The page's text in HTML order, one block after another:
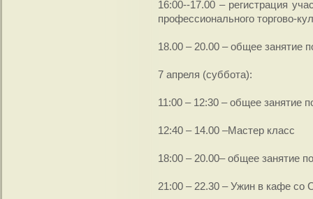
16:00--17.00 – регистрация
профессионального торгово-
18.00 – 20.00 – общее занятие
7 апреля (суббота):
11:00 – 12:30 – общее занятие
12:40 – 14.00 –Мастер класс
18:00 – 20.00– общее занятие
21:00 – 22.30 – Ужин в кафе со